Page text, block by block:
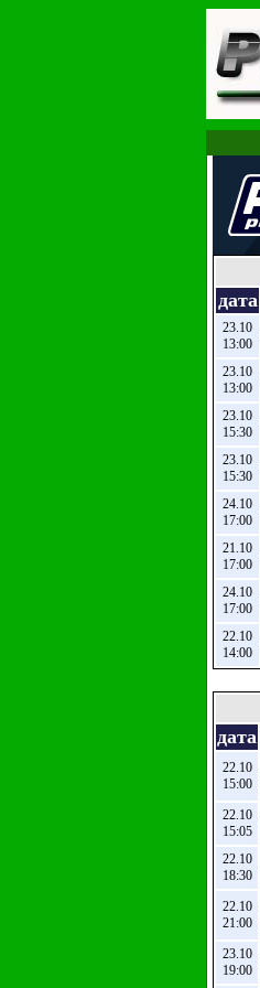
дата
23.10
13:00
23.10
13:00
23.10
15:30
23.10
15:30
24.10
17:00
21.10
17:00
24.10
17:00
22.10
14:00
дата
22.10
15:00
22.10
15:05
22.10
18:30
22.10
21:00
23.10
19:00